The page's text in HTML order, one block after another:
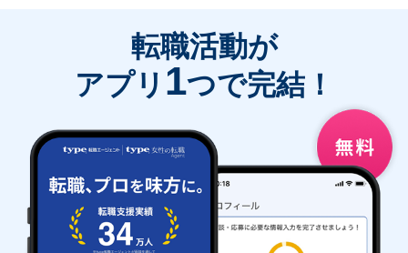
転職活動が
アプリ 1つで完結！